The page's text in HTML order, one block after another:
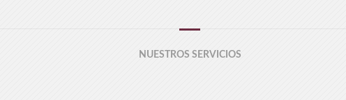
NUESTROS SERVICIOS